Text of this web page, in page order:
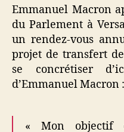
Emmanuel Macron
du Parlement à
un rendez-vous
projet de transfert
se concrétiser
d’Emmanuel Macron :
« Mon objectif